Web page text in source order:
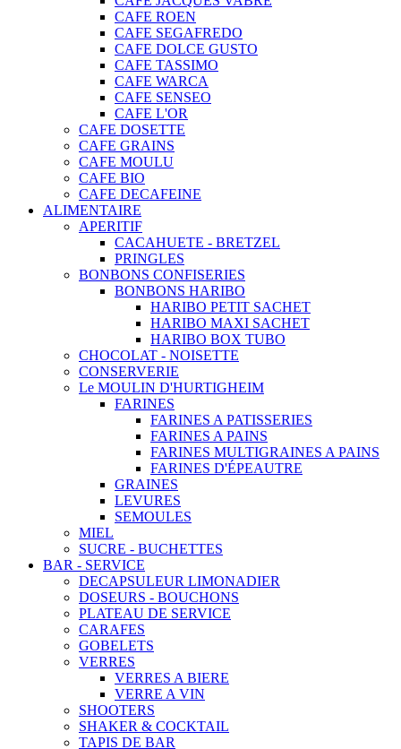
CAFE ROEN
CAFE SEGAFREDO
CAFE DOLCE GUSTO
CAFE TASSIMO
CAFE WARCA
CAFE SENSEO
CAFE L'OR
CAFE DOSETTE
CAFE GRAINS
CAFE MOULU
CAFE BIO
CAFE DECAFEINE
ALIMENTAIRE
APERITIF
CACAHUETE - BRETZEL
PRINGLES
BONBONS CONFISERIES
BONBONS HARIBO
HARIBO PETIT SACHET
HARIBO MAXI SACHET
HARIBO BOX TUBO
CHOCOLAT - NOISETTE
CONSERVERIE
Le MOULIN D'HURTIGHEIM
FARINES
FARINES A PATISSERIES
FARINES A PAINS
FARINES MULTIGRAINES A PAINS
FARINES D'ÉPEAUTRE
GRAINES
LEVURES
SEMOULES
MIEL
SUCRE - BUCHETTES
BAR - SERVICE
DECAPSULEUR LIMONADIER
DOSEURS - BOUCHONS
PLATEAU DE SERVICE
CARAFES
GOBELETS
VERRES
VERRES A BIERE
VERRE A VIN
SHOOTERS
SHAKER & COCKTAIL
TAPIS DE BAR